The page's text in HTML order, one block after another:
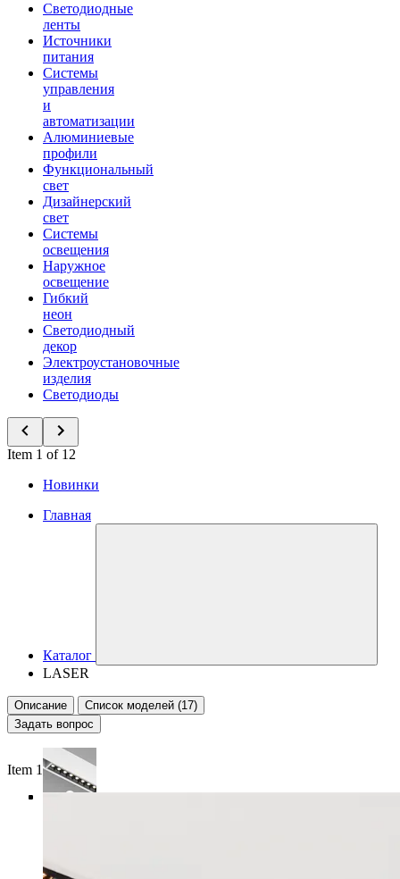
Светодиодные
ленты
Источники
питания
Системы
управления
и
автоматизации
Алюминиевые
профили
Функциональный
свет
Дизайнерский
свет
Системы
освещения
Наружное
освещение
Гибкий
неон
Светодиодный
декор
Электроустановочные
изделия
Светодиоды
Item 1 of 12
Новинки
Главная
Каталог
LASER
Описание
Список моделей (17)
Задать вопрос
Item 1 of 5